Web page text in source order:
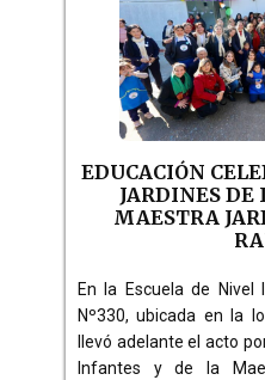
EDUCACIÓN
JARDINES DE
MAESTRA
En la Escuela de Nivel
Nº330, ubicada en la
llevó adelante el acto
Infantes y de la